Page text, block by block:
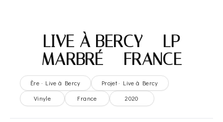
LIVE À BERCY – LP
MARBRÉ – FRANCE
Ère · Live à Bercy
Projet · Live à Bercy
Vinyle
France 2020